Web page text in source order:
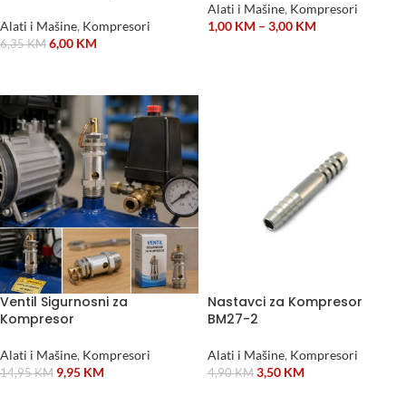
Alati i Mašine, Kompresori
6,35KM 6,00 KM
Alati i Mašine, Kompresori
1,00 KM – 3,00 KM
Ventil Sigurnosni za
Kompresor
Alati i Mašine, Kompresori
14,95KM 9,95 KM
Nastavci za Kompresor
BM27-2
Alati i Mašine, Kompresori
4,90KM 3,50 KM